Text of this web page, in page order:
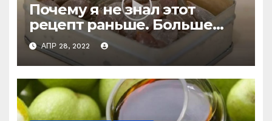
Почему я не знал этот
рецепт раньше. Больше
никогда не буду покупать
лекарство от кашля!
АПР 28, 2022